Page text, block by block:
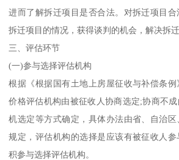
进而了解拆迁项目是否合法。对拆迁项目
拆迁项目的情况，获得谈判的机会，解决拆迁
三、评估环节
(一)参与选择评估机构
根据《根据国有土地上房屋征收与补偿条
价格评估机构由被征收人协商选定;协商不
机选定等方式确定，具体办法由省、自治
规定，评估机构的选择是应该有被征收人
积参与选择评估机构。